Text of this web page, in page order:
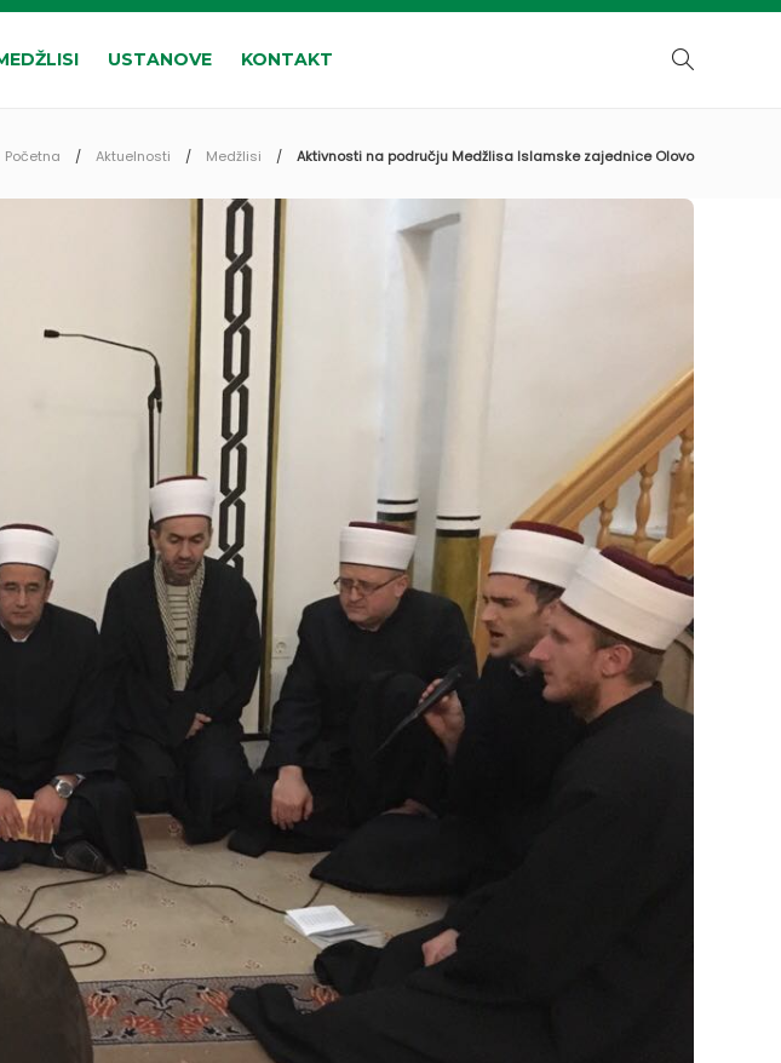
USTANOVE KONTAKT
Početna Aktuelnosti Medžlisi Aktivnosti na području Medžlisa Islamske zajednice Olovo